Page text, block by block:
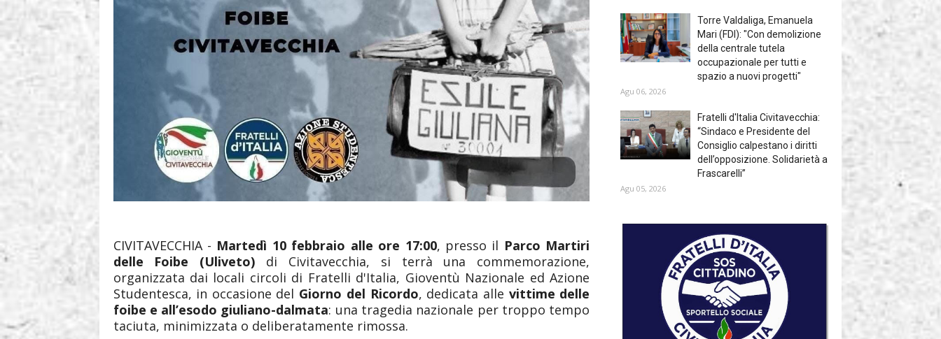
CIVITAVECCHIA - Martedì 10 febbraio alle ore 17:00, presso il Parco Martiri
delle Foibe (Uliveto) di Civitavecchia, si terrà una commemorazione,
organizzata dai locali circoli di Fratelli d'Italia, Gioventù Nazionale ed Azione
Studentesca, in occasione del Giorno del Ricordo, dedicata alle vittime delle
foibe e all’esodo giuliano-dalmata: una tragedia nazionale per troppo tempo
taciuta, minimizzata o deliberatamente rimossa.
Torre Valdaliga, Emanuela
Mari (FDI): "Con demolizione
della centrale tutela
occupazionale per tutti e
spazio a nuovi progetti"
Agu 06, 2026
Fratelli d'Italia Civitavecchia:
“Sindaco e Presidente del
Consiglio calpestano i diritti
dell’opposizione. Solidarietà a
Frascarelli”
Agu 05, 2026